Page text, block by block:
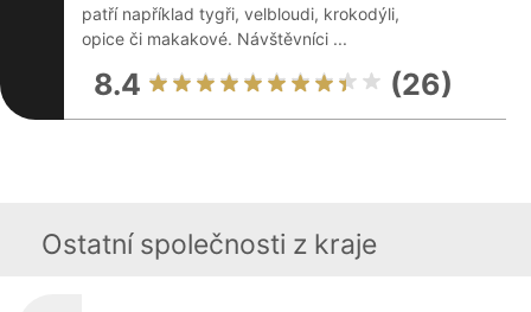
patří například tygři, velbloudi, krokodýli,
opice či makakové. Návštěvníci ...
8.4 (26)
Ostatní společnosti z kraje